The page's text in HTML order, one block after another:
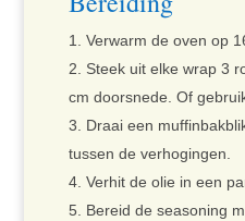
Verwarm de oven op
Steek uit elke wrap 3
cm doorsnede. Of
Draai een
tussen de verhogingen.
Verhit de olie in een
Bereid de seasoning